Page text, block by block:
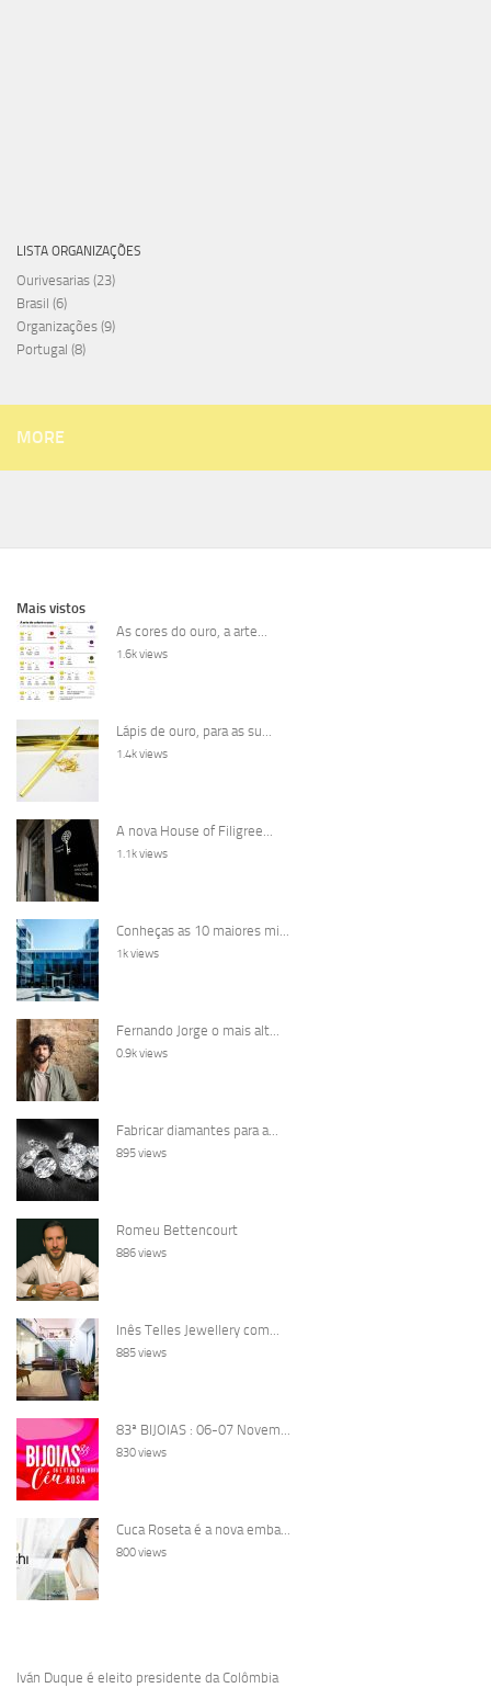
LISTA ORGANIZAÇÕES
Ourivesarias (23)
Brasil (6)
Organizações (9)
Portugal (8)
MORE
Mais vistos
As cores do ouro, a arte...
1.6k views
Lápis de ouro, para as su...
1.4k views
A nova House of Filigree...
1.1k views
Conheças as 10 maiores mi...
1k views
Fernando Jorge o mais alt...
0.9k views
Fabricar diamantes para a...
895 views
Romeu Bettencourt
886 views
Inês Telles Jewellery com...
885 views
83ª BIJOIAS : 06-07 Novem...
830 views
Cuca Roseta é a nova emba...
800 views
Iván Duque é eleito presidente da Colômbia